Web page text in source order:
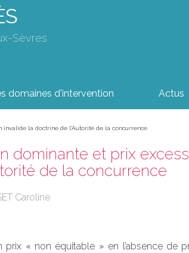
Sèvres
domaines d'intervention Actus
invalide la doctrine de l’Autorité de la concurrence
dominante et prix
de la concurrence
Caroline
prix « non équitable » en l’absence de